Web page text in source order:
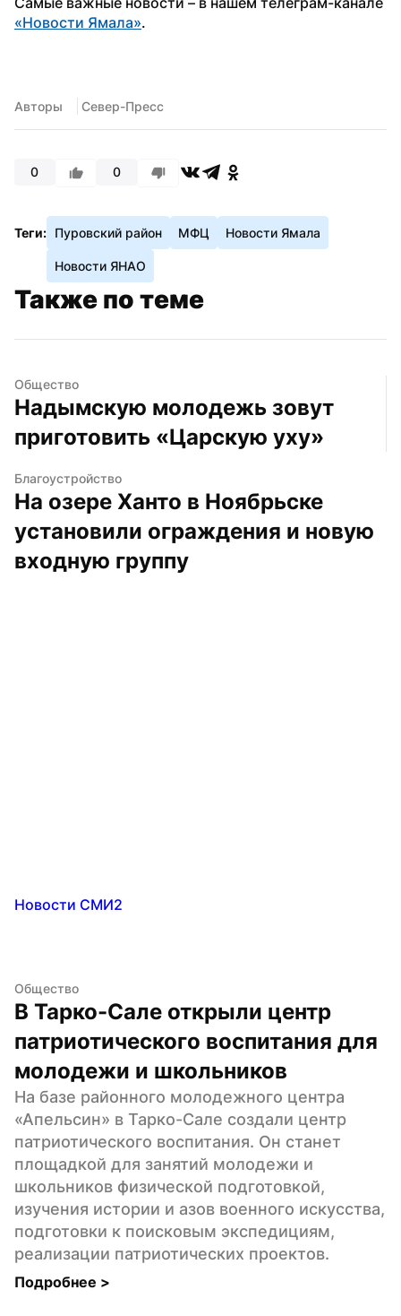
«Новости Ямала».
Авторы Север-Пресс
0 0
Теги: Пуровский район МФЦ Новости Ямала
Новости ЯНАО
Также по теме
Общество
Надымскую молодежь зовут
приготовить «Царскую уху»
Благоустройство
На озере Ханто в Ноябрьске
установили ограждения и новую
входную группу
Новости СМИ2
Общество
В Тарко-Сале открыли центр
патриотического воспитания для
молодежи и школьников
На базе районного молодежного центра
«Апельсин» в Тарко-Сале создали центр
патриотического воспитания. Он станет
площадкой для занятий молодежи и
школьников физической подготовкой,
изучения истории и азов военного искусства,
подготовки к поисковым экспедициям,
реализации патриотических проектов.
Подробнее >